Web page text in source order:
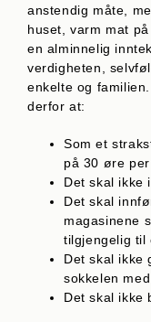
anstendig måte,
huset, varm mat
en alminnelig
verdigheten,
enkelte og
derfor at:
Som et
på 30 øre
Det skal ikke
Det skal
magasinene
tilgjengelig til
Det skal ikke
sokkelen
Det skal ikke